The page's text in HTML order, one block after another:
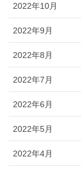
2022年10月
2022年9月
2022年8月
2022年7月
2022年6月
2022年5月
2022年4月